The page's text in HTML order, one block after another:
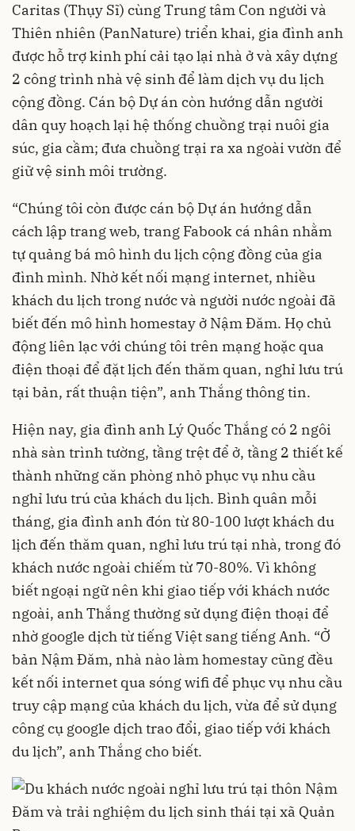
Caritas (Thụy Sĩ) cùng Trung tâm Con người và
Thiên nhiên (PanNature) triển khai, gia đình anh
được hỗ trợ kinh phí cải tạo lại nhà ở và xây dựng
2 công trình nhà vệ sinh để làm dịch vụ du lịch
cộng đồng. Cán bộ Dự án còn hướng dẫn người
dân quy hoạch lại hệ thống chuồng trại nuôi gia
súc, gia cầm; đưa chuồng trại ra xa ngoài vườn để
giữ vệ sinh môi trường.
“Chúng tôi còn được cán bộ Dự án hướng dẫn
cách lập trang web, trang Fabook cá nhân nhằm
tự quảng bá mô hình du lịch cộng đồng của gia
đình mình. Nhờ kết nối mạng internet, nhiều
khách du lịch trong nước và người nước ngoài đã
biết đến mô hình homestay ở Nậm Đăm. Họ chủ
động liên lạc với chúng tôi trên mạng hoặc qua
điện thoại để đặt lịch đến thăm quan, nghỉ lưu trú
tại bản, rất thuận tiện”, anh Thắng thông tin.
Hiện nay, gia đình anh Lý Quốc Thắng có 2 ngôi
nhà sàn trình tường, tầng trệt để ở, tầng 2 thiết kế
thành những căn phòng nhỏ phục vụ nhu cầu
nghỉ lưu trú của khách du lịch. Bình quân mỗi
tháng, gia đình anh đón từ 80-100 lượt khách du
lịch đến thăm quan, nghỉ lưu trú tại nhà, trong đó
khách nước ngoài chiếm từ 70-80%. Vì không
biết ngoại ngữ nên khi giao tiếp với khách nước
ngoài, anh Thắng thường sử dụng điện thoại để
nhờ google dịch từ tiếng Việt sang tiếng Anh. “Ở
bản Nậm Đăm, nhà nào làm homestay cũng đều
kết nối internet qua sóng wifi để phục vụ nhu cầu
truy cập mạng của khách du lịch, vừa để sử dụng
công cụ google dịch trao đổi, giao tiếp với khách
du lịch”, anh Thắng cho biết.